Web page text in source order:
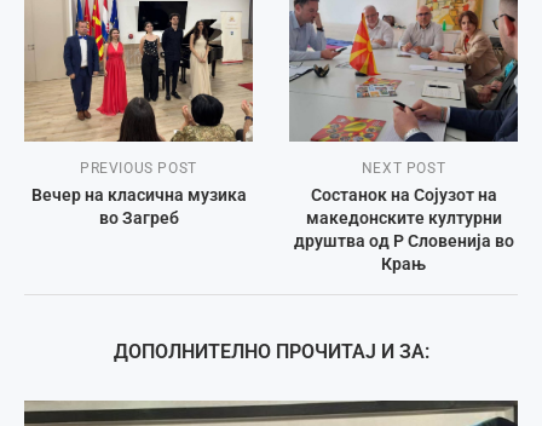
PREVIOUS POST
Вечер на класична музика
во Загреб
NEXT POST
Состанок на Сојузот на
македонските културни
друштва од Р Словенија во
Крањ
ДОПОЛНИТЕЛНО ПРОЧИТАЈ И ЗА: